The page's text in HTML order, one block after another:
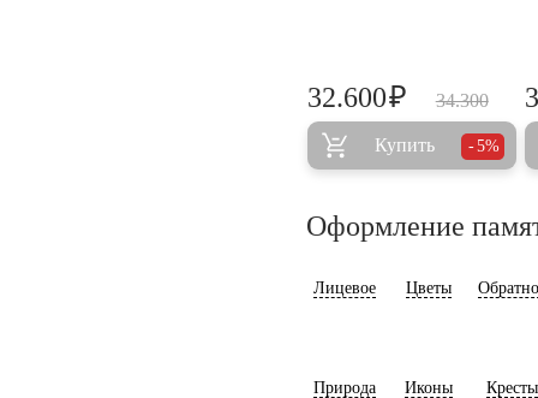
34.300
32.600₽
Купить 5%
Оформление
Лицевое Цветы
Природа Иконы Кресты